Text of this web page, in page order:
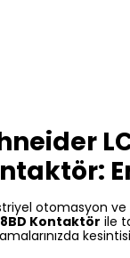
otomasyon
Kontaktör ile